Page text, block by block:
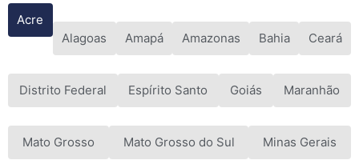
Acre
Alagoas
Amapá Amazonas Bahia Ceará
Distrito Federal Espírito Santo Goiás Maranhão
Mato Grosso Mato Grosso do Sul Minas Gerais